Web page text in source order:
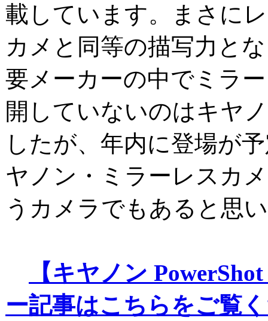
載しています。まさに
カメと同等の描写力と
要メーカーの中でミラ
開していないのはキヤ
したが、年内に登場が
ヤノン・ミラーレスカ
うカメラでもあると思
【キヤノン
ー記事はこちらをご覧